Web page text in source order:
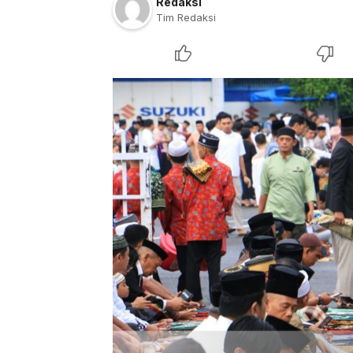
Tim Redaksi